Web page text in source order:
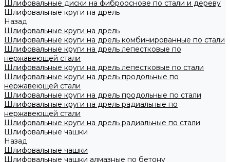
Шлифовальные диски на фиброоснове по стали и дереву
Шлифовальные круги на дрель
Назад
Шлифовальные круги на дрель
Шлифовальные круги на дрель комбинированные по стали
Шлифовальные круги на дрель лепестковые по
нержавеющей стали
Шлифовальные круги на дрель лепестковые по стали
Шлифовальные круги на дрель продольные по
нержавеющей стали
Шлифовальные круги на дрель продольные по стали
Шлифовальные круги на дрель радиальные по
нержавеющей стали
Шлифовальные круги на дрель радиальные по стали
Шлифовальные чашки
Назад
Шлифовальные чашки
Шлифовальные чашки алмазные по бетону